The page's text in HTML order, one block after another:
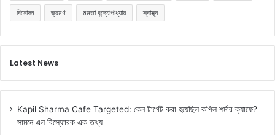
বিনোদন ভ্রমণ মমতা বন্দ্যোপাধ্যায় স্বাস্থ্য
Latest News
Kapil Sharma Cafe Targeted: কেন টার্গেট করা হয়েছিল কপিল শর্মার ক্যাফে?
সামনে এল বিস্ফোরক এক তথ্য